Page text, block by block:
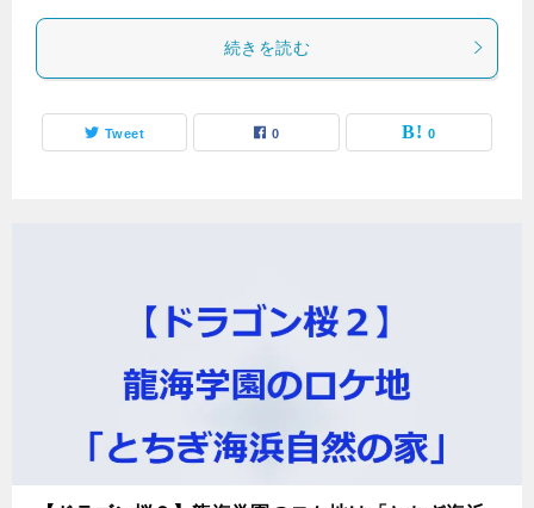
続きを読む
Tweet 0 0